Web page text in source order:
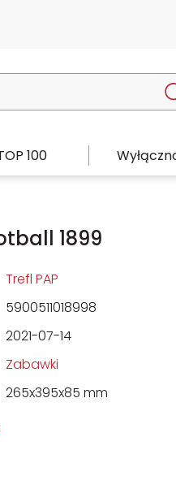
100
1899
Trefl PAP
5900511018998
2021-07-14
Zabawki
265x395x85 mm